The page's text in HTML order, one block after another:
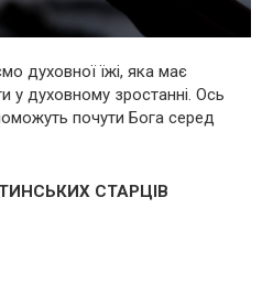
духовної їжі, яка має
у духовному зростанні. Ось
почути Бога серед
СТАРЦІВ